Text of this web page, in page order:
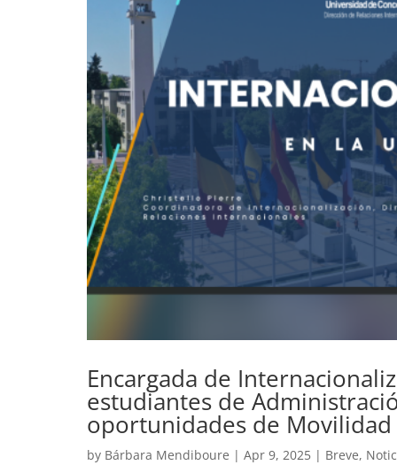
Encargada de
estudiantes de
oportunidades de Movilidad
by Bárbara Mendiboure | Apr 9, 2025 | Breve,